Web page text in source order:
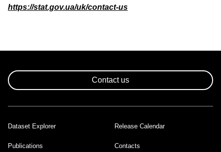
https://stat.gov.ua/uk/contact-us
Contact us
Footer
Dataset Explorer Release Calendar
Publications Contacts